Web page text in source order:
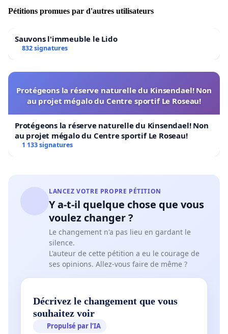
Pétitions promues par d'autres utilisateurs
Sauvons l'immeuble le Lido
832 signatures
Protégeons la réserve naturelle du Kinsendael! Non
au projet mégalo du Centre sportif Le Roseau!
Protégeons la réserve naturelle du Kinsendael! Non
au projet mégalo du Centre sportif Le Roseau!
1 133 signatures
LANCEZ VOTRE PROPRE PÉTITION
Y a-t-il quelque chose que vous
voulez changer ?
Le changement n'a pas lieu en gardant le
silence.
L'auteur de cette pétition a eu le courage de
ses opinions. Allez-vous faire de même ?
Décrivez le changement que vous
souhaitez voir
Propulsé par l’IA